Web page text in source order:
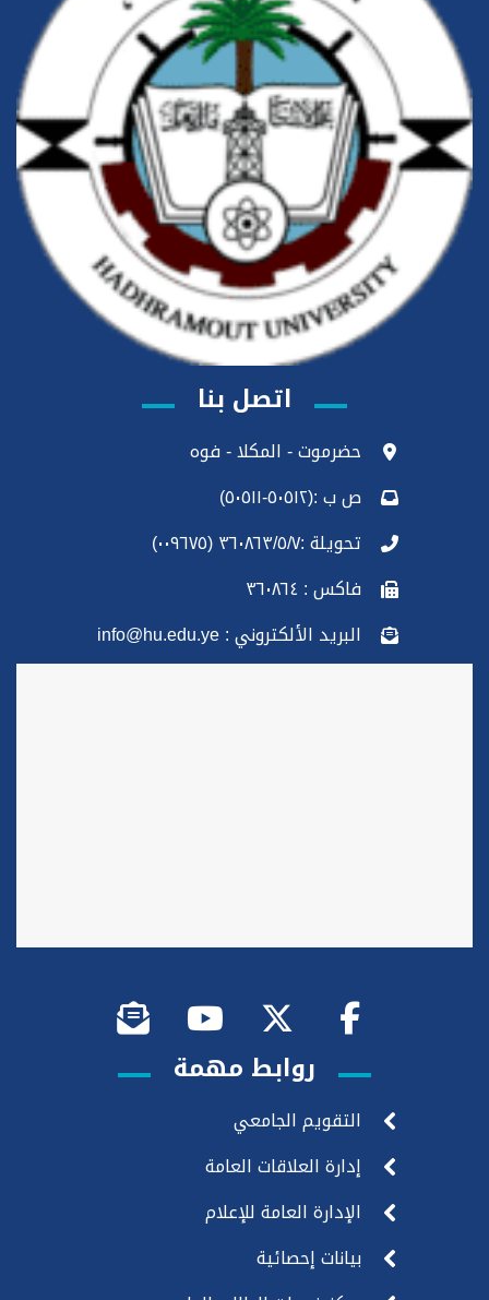
اتصل بنا
حضرموت - المكلا - فوه
ص ب :(٥٠٥١٢-٥٠٥١١)
تحويلة :٣٦٠٨٦٣/٥/٧ (٠٠٩٦٧٥)
فاكس : ٣٦٠٨٦٤
البريد الألكتروني : info@hu.edu.ye
روابط مهمة
التقويم الجامعي
إدارة العلاقات العامة
الإدارة العامة للإعلام
بيانات إحصائية